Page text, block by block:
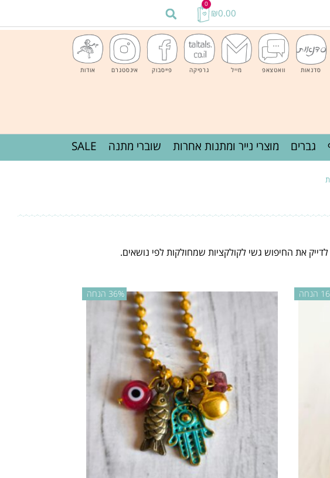
₪0.00
0
סדנאות וואטצאפ מייל גרפיקה פייסבוק אינסטגרם אודות
גברים מוצרי נייר ומתנות אחרות שוברי מתנה SALE
את החיפוש גשי לקולקציות שמחולקות לפי נושאים.
36% הנחה